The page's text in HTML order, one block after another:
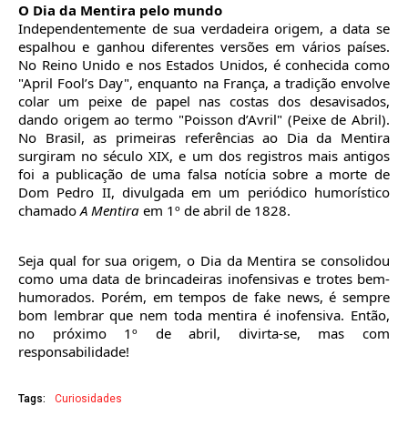
O Dia da Mentira pelo mundo
Independentemente de sua verdadeira origem, a data se
espalhou e ganhou diferentes versões em vários países.
No Reino Unido e nos Estados Unidos, é conhecida como
"April Fool’s Day", enquanto na França, a tradição envolve
colar um peixe de papel nas costas dos desavisados,
dando origem ao termo "Poisson d’Avril" (Peixe de Abril).
No Brasil, as primeiras referências ao Dia da Mentira
surgiram no século XIX, e um dos registros mais antigos
foi a publicação de uma falsa notícia sobre a morte de
Dom Pedro II, divulgada em um periódico humorístico
chamadoA Mentira em 1º de abril de 1828.
Seja qual for sua origem, o Dia da Mentira se consolidou
como uma data de brincadeiras inofensivas e trotes bem-
humorados. Porém, em tempos de fake news, é sempre
bom lembrar que nem toda mentira é inofensiva. Então,
no próximo 1º de abril, divirta-se, mas com
responsabilidade!
Tags: Curiosidades